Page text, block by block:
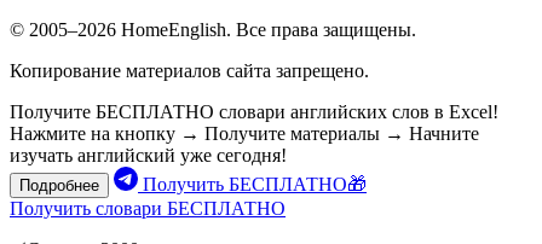
© 2005–2026 HomeEnglish. Все права защищены.
Копирование материалов сайта запрещено.
Получите БЕСПЛАТНО словари английских слов в Excel!
Нажмите на кнопку → Получите материалы → Начните
изучать английский уже сегодня!
Подробнее
Получить БЕСПЛАТНО🎁
Получить словари БЕСПЛАТНО